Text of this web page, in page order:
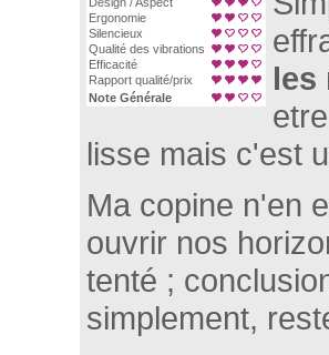
Ergonomie
Silencieux
Qualité des vibrations
Efficacité
Rapport qualité/prix
Note Générale
les
lisse mais c'est
Ma copine n'en
ouvrir nos
tenté ;
simplement,